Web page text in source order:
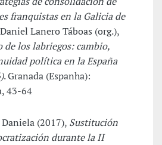
franquistas en la Galicia de
Daniel Lanero Táboas (org.),
los labriegos: cambio,
política en la España
. Granada (Espanha):
43-64
(2017), Sustitución
durante la II